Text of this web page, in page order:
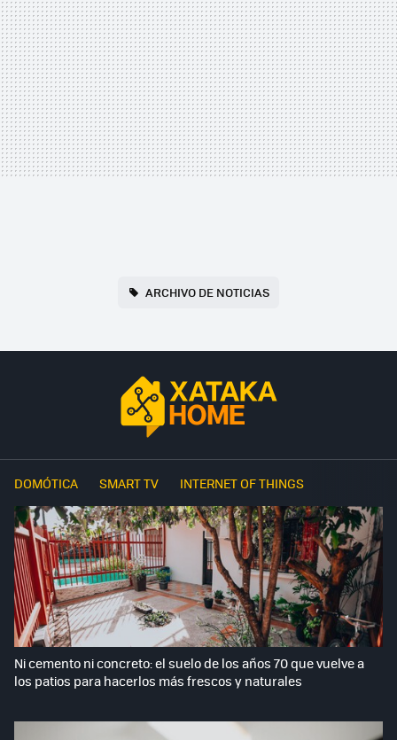
ARCHIVO DE NOTICIAS
DOMÓTICA SMART TV INTERNET OF THINGS
Ni cemento ni concreto: el suelo de los años 70 que vuelve a
los patios para hacerlos más frescos y naturales